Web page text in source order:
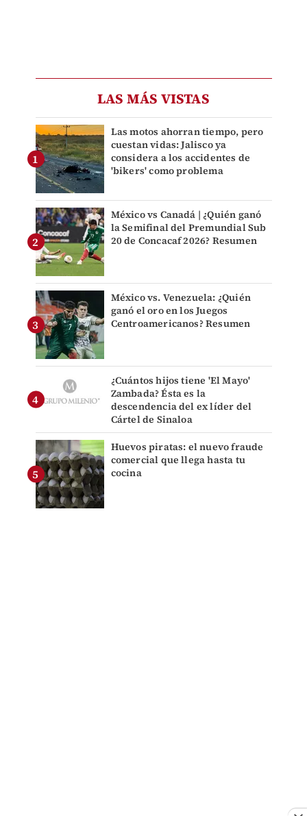
LAS MÁS VISTAS
Las motos ahorran tiempo, pero
cuestan vidas: Jalisco ya
considera a los accidentes de
'bikers' como problema
México vs Canadá | ¿Quién ganó
la Semifinal del Premundial Sub
20 de Concacaf 2026? Resumen
México vs. Venezuela: ¿Quién
ganó el oro en los Juegos
Centroamericanos? Resumen
¿Cuántos hijos tiene 'El Mayo'
Zambada? Ésta es la
descendencia del ex líder del
Cártel de Sinaloa
Huevos piratas: el nuevo fraude
comercial que llega hasta tu
cocina